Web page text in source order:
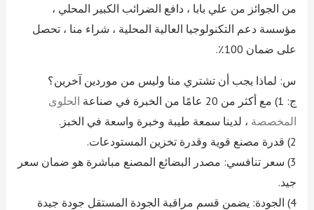
من الجوائز من علي بابا ، دافع الضرائب الكبير المحلي ،
مؤسسة دعم التكنولوجيا العالية المحلية ، شراء منا ، تحصل
على ضمان 100٪.
س: لماذا يجب أن تشتري منا وليس من موردين آخرين؟
ج: 1) مع أكثر من 20 عامًا من الخبرة في صناعة
الحلوى
المخصصة، لدينا سمعة طيبة وخبرة واسعة في الخبز.
2) قدرة مصنع قوية وقدرة تخزين المستودعات.
3) سعر تنافسي: مصدر البضائع المصنع مباشرة هو ضمان سعر
جيد.
4) الجودة: يضمن قسم مراقبة الجودة المستقل جودة جيدة